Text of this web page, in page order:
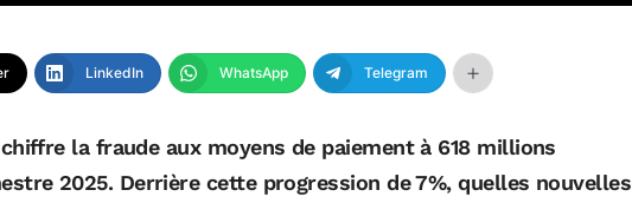
LinkedIn WhatsApp Telegram
chiffre la fraude aux moyens de paiement à 618 millions
2025. Derrière cette progression de 7%, quelles nouvelles